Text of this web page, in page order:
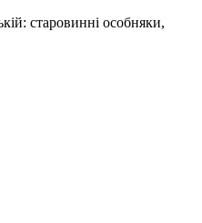
старовинні особняки,